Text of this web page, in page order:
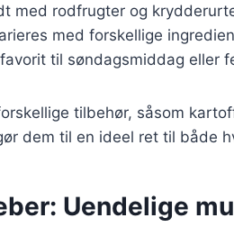
med rodfrugter og
med forskellige
til søndagsmiddag eller
tilbehør, såsom
dem til en ideel ret til både
Uendelige